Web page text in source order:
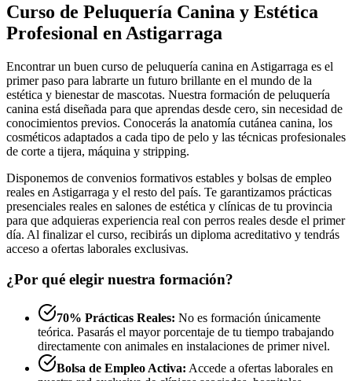
Curso de Peluquería Canina y Estética
Profesional en Astigarraga
Encontrar un buen curso de peluquería canina en Astigarraga es el
primer paso para labrarte un futuro brillante en el mundo de la
estética y bienestar de mascotas. Nuestra formación de peluquería
canina está diseñada para que aprendas desde cero, sin necesidad de
conocimientos previos. Conocerás la anatomía cutánea canina, los
cosméticos adaptados a cada tipo de pelo y las técnicas profesionales
de corte a tijera, máquina y stripping.
Disponemos de convenios formativos estables y bolsas de empleo
reales en Astigarraga y el resto del país. Te garantizamos prácticas
presenciales reales en salones de estética y clínicas de tu provincia
para que adquieras experiencia real con perros reales desde el primer
día. Al finalizar el curso, recibirás un diploma acreditativo y tendrás
acceso a ofertas laborales exclusivas.
¿Por qué elegir nuestra formación?
70% Prácticas Reales: No es formación únicamente
teórica. Pasarás el mayor porcentaje de tu tiempo trabajando
directamente con animales en instalaciones de primer nivel.
Bolsa de Empleo Activa: Accede a ofertas laborales en